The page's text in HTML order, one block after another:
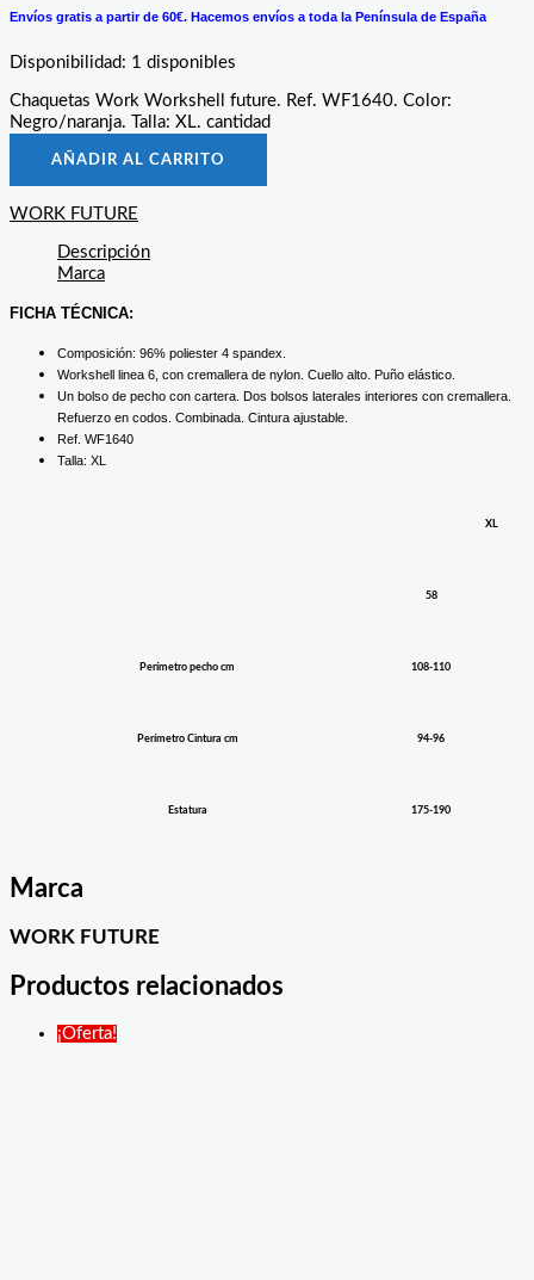
Envíos gratis a partir de 60€. Hacemos envíos a toda la Península de España
Disponibilidad: 1 disponibles
Chaquetas Work Workshell future. Ref. WF1640. Color:
Negro/naranja. Talla: XL. cantidad
AÑADIR AL CARRITO
WORK FUTURE
Descripción
Marca
FICHA TÉCNICA:
Composición: 96% poliester 4 spandex.
Workshell linea 6, con cremallera de nylon. Cuello alto. Puño elástico.
Un bolso de pecho con cartera. Dos bolsos laterales interiores con cremallera.
Refuerzo en codos. Combinada. Cintura ajustable.
Ref. WF1640
Talla: XL
XL
58
Perímetro pecho cm 108-110
Perímetro Cintura cm 94-96
Estatura 175-190
Marca
WORK FUTURE
Productos relacionados
¡Oferta!